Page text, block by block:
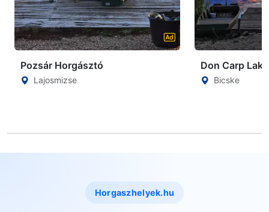
Pozsár Horgásztó
Lajosmizse
Don Carp Lake
Bicske
Horgaszhelyek.hu